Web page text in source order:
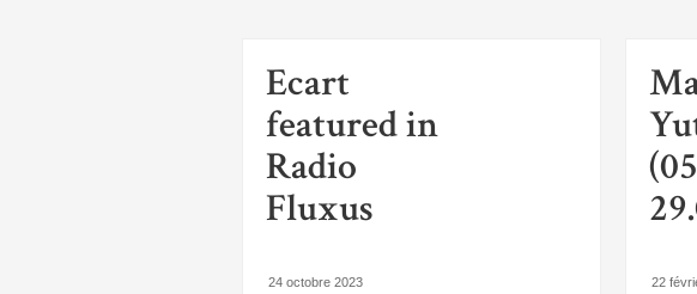
Ecart
featured in
Radio
Fluxus
24 octobre 2023 22